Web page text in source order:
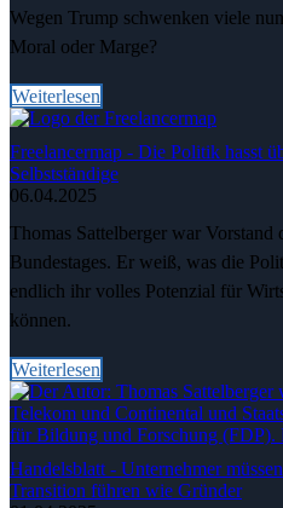
Wegen Trump schwenken viele
Moral oder Marge?
Weiterlesen
Freelancermap - Die Politik hasst
Selbstständige
06.04.2025
Thomas Sattelberger war
Bundestages. Er weiß, was die
endlich ihr volles Potenzial für
können.
Weiterlesen
Handelsblatt - Unternehmer
Transition führen wie Gründer